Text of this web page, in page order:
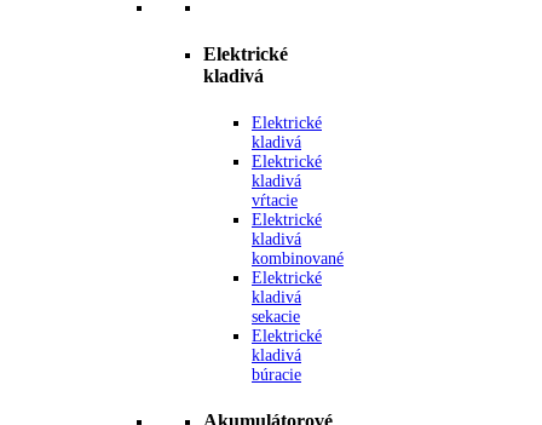
Elektrické
kladivá
Elektrické
kladivá
Elektrické
kladivá
vŕtacie
Elektrické
kladivá
kombinované
Elektrické
kladivá
sekacie
Elektrické
kladivá
búracie
Akumulátorové